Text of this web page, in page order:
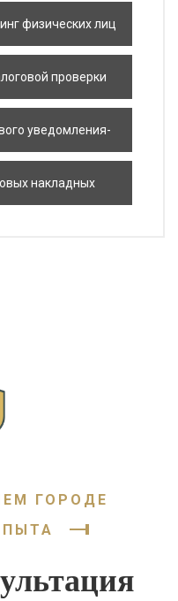
физических лиц
проверки
уведомления-
накладных
ГОРОДЕ